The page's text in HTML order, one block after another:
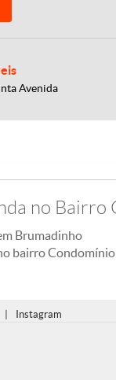
Avenida
no Bairro
Brumadinho
bairro Condomínio
Instagram